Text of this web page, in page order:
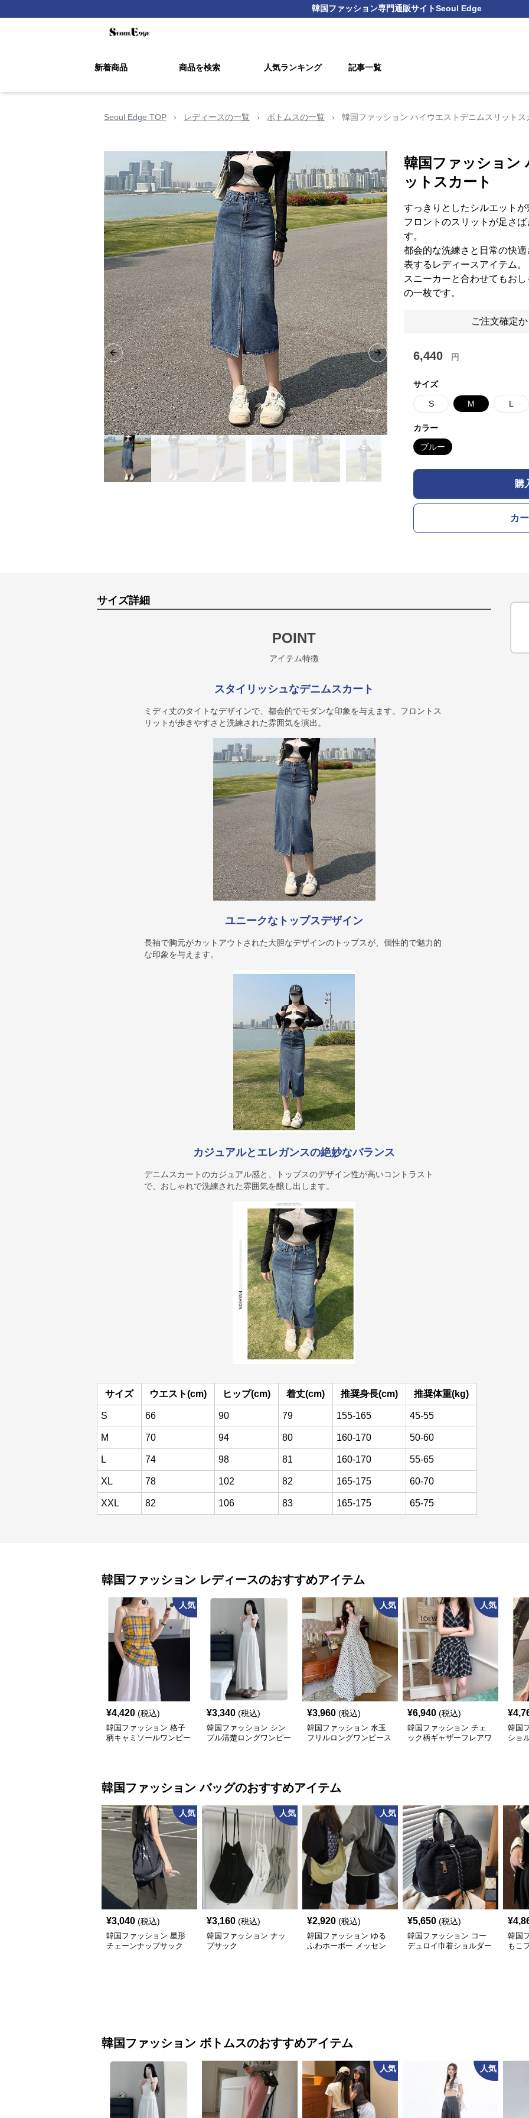
韓国ファッション専門通販サイトSeoul Edge
新着商品 商品を検索 人気ランキング 記事一覧
Seoul Edge TOP › レディースの一覧 › ボトムスの一覧 › 韓国ファッション ハイウエストデニムスリットス
Previous slide Next slide
韓国ファッション
ットスカート
すっきりとしたシルエットが
フロントのスリットが足さ
す。
都会的な洗練さと日常の快
表するレディースアイテム。
スニーカーと合わせてもお
の一枚です。
ご注文確定
6,440 円
サイズ
S M L
カラー
ブルー
購
カ
サイズ詳細
POINT
アイテム特徴
スタイリッシュなデニムスカート
ミディ丈のタイトなデザインで、都会的でモダンな印象を与えます。フロントス
リットが歩きやすさと洗練された雰囲気を演出。
ユニークなトップスデザイン
長袖で胸元がカットアウトされた大胆なデザインのトップスが、個性的で魅力的
な印象を与えます。
カジュアルとエレガンスの絶妙なバランス
デニムスカートのカジュアル感と、トップスのデザイン性が高いコントラスト
で、おしゃれで洗練された雰囲気を醸し出します。
サイズ ウエスト(cm) ヒップ(cm) 着丈(cm) 推奨身長(cm) 推奨体重(kg)
S 66 90 79 155-165 45-55
M 70 94 80 160-170 50-60
L 74 98 81 160-170 55-65
XL 78 102 82 165-175 60-70
XXL 82 106 83 165-175 65-75
韓国ファッション レディースのおすすめアイテム
人気
¥4,420 (税込)
韓国ファッション 格子
柄キャミソールワンピー
¥3,340 (税込)
韓国ファッション シン
プル清楚ロングワンピー
人気
¥3,960 (税込)
韓国ファッション 水玉
フリルロングワンピース
人気
¥6,940 (税込)
韓国ファッション チェ
ック柄ギャザーフレアワ
¥
韓国
ショ
韓国ファッション バッグのおすすめアイテム
人気
¥3,040 (税込)
韓国ファッション 星形
チェーンナップサック
人気
¥3,160 (税込)
韓国ファッション ナッ
プサック
人気
¥2,920 (税込)
韓国ファッション ゆる
ふわホーボー メッセン
¥5,650 (税込)
韓国ファッション コー
デュロイ巾着ショルダー
¥
韓国
もこ
韓国ファッション ボトムスのおすすめアイテム
人気 人気